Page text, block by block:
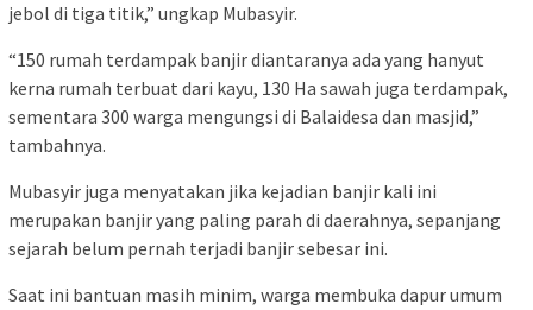
jebol di tiga titik,” ungkap Mubasyir.
“150 rumah terdampak banjir diantaranya ada yang hanyut
kerna rumah terbuat dari kayu, 130 Ha sawah juga terdampak,
sementara 300 warga mengungsi di Balaidesa dan masjid,”
tambahnya.
Mubasyir juga menyatakan jika kejadian banjir kali ini
merupakan banjir yang paling parah di daerahnya, sepanjang
sejarah belum pernah terjadi banjir sebesar ini.
Saat ini bantuan masih minim, warga membuka dapur umum